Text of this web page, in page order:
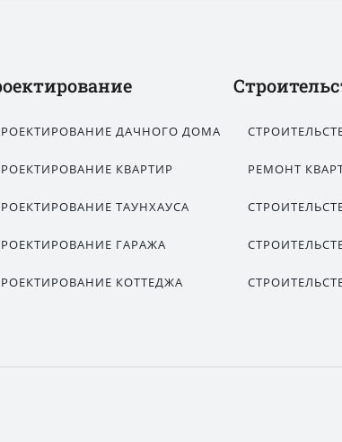
ДАЧНОГО ДОМА
КВАРТИР
ТАУНХАУСА
ГАРАЖА
КОТТЕДЖА
РЕМОНТ